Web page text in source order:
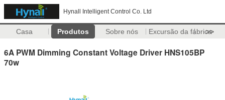
Hynall Intelligent Control Co. Ltd
Casa Produtos Sobre nós Excursão da fábrica
>>
6A PWM Dimming Constant Voltage Driver HNS105BP
70w